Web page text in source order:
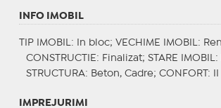
INFO IMOBIL
TIP IMOBIL : In bloc; VECHIME IMOBIL :
CONSTRUCTIE : Finalizat; STARE IMOBIL :
STRUCTURA: Beton, Cadre; CONFORT : II
IMPREJURIMI